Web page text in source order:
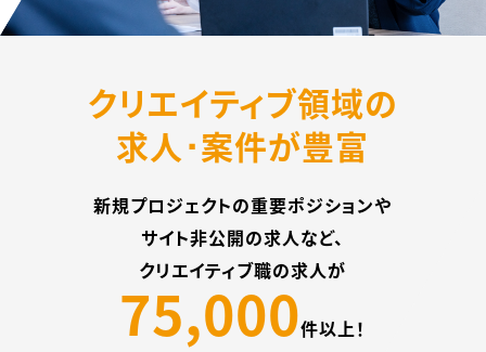
クリエイティブ領域の
求人･案件が豊富
新規プロジェクトの重要ポジションや
サイト非公開の求人など、
クリエイティブ職の求人が
75,000件以上！